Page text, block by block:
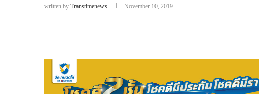
written by Transtimenews November 10, 2019